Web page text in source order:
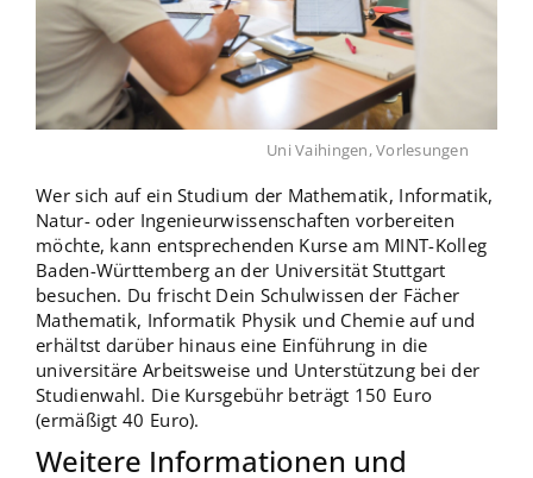
Uni Vaihingen, Vorlesungen
Wer sich auf ein Studium der Mathematik, Informatik,
Natur- oder Ingenieurwissenschaften vorbereiten
möchte, kann entsprechenden Kurse am MINT-Kolleg
Baden-Württemberg an der Universität Stuttgart
besuchen. Du frischt Dein Schulwissen der Fächer
Mathematik, Informatik Physik und Chemie auf und
erhältst darüber hinaus eine Einführung in die
universitäre Arbeitsweise und Unterstützung bei der
Studienwahl. Die Kursgebühr beträgt 150 Euro
(ermäßigt 40 Euro).
Weitere Informationen und